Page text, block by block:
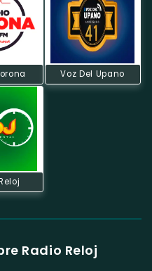
Voz Del Upano
Radio Reloj